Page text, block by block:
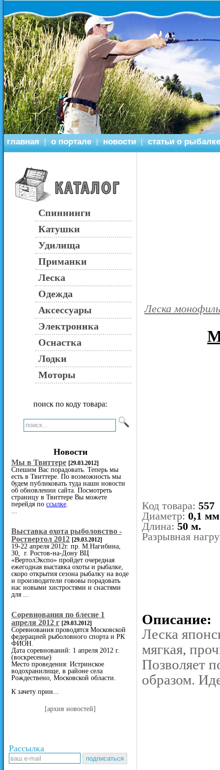
главная | о портале | новости | статьи о рыбалке
Спиннинги
Катушки
Удилища
Приманки
Леска
Одежда
Аксессуары
Электроника
Оснастка
Лодки
Моторы
поиск по коду товара:
Новости
Мы в Твиттере [29.03.2012]
Спешим Вас порадовать. Теперь мы
есть в Твиттере. По возможность мы
будем публиковать туда наши новости
об обновлении сайта. Посмотреть
страницу в Твиттере Вы можете
перейдя по ссылке
Выставка охота рыболовство -
Роствертол 2012 [29.03.2012]
19-22 апреля 2012г. пр. М.Нагибина,
30, г. Ростов-на-Дону ВЦ
«ВертолЭкспо» пройдет очередная
ежегодная выставка охоты и рыбалке,
скоро открытия сезона рыбалку на воде
и производители гововы порадовать
нас новыми хистростями и снастями
для ...
Cоревнования по блесне 1
апреля 2012 г [29.03.2012]
Соревнования проводятся Московской
федерацией рыболовного спорта и РК
ФИОН.
Дата соревнований: 1 апреля 2012 г.
(воскресенье)
Место проведения: Истринское
водохранилище, в районе села
Рождествено, Московской области.
К зачету прин...
[архив новостей]
Рассылка
Леска
Код товара: 557
Диаметр: 0,1
Длина:50 м.
Разрывная
Описание:
Леска
мягкая,
Позволяет
образом.